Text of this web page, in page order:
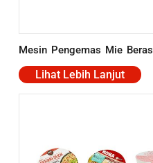
Mesin Pengemas Mie Beras
Lihat Lebih Lanjut